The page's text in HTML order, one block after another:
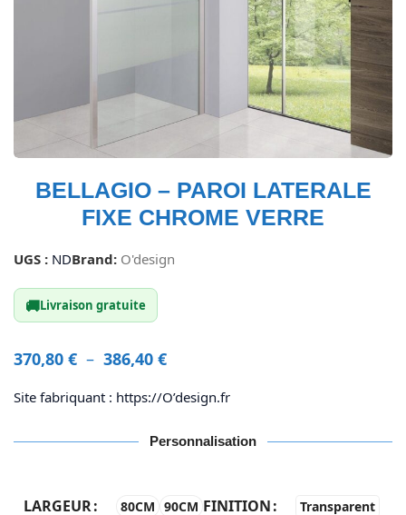
BELLAGIO – PAROI LATERALE
FIXE CHROME VERRE
UGS : NDBrand: O'design
🚚Livraison gratuite
370,80 € – 386,40 €
Site fabriquant : https://O’design.fr
Personnalisation
LARGEUR 80CM 90CM FINITION Transparent